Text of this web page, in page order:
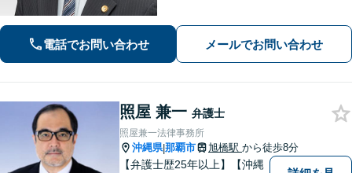
電話でお問い合わせ メールでお問い合わせ
照屋 兼一 弁護士
照屋兼一法律事務所
沖縄県|那覇市 旭橋駅 から徒歩8分
【弁護士歴25年以上】【沖縄